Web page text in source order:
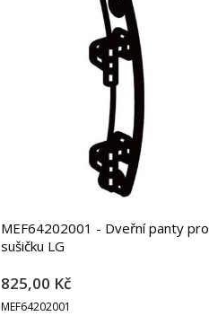
MEF64202001 - Dveřní panty pro
sušičku LG
825,00 Kč
MEF64202001